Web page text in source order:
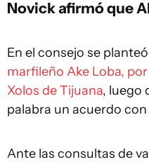
Novick afirmó que
En el consejo se
marfileño Ake Loba,
Xolos de Tijuana, luego
palabra un acuerdo
Ante las consultas de